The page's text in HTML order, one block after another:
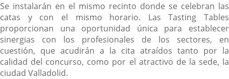
Se instalarán en el mismo recinto donde se celebran las
catas y con el mismo horario. Las Tasting Tables
proporcionan una oportunidad única para establecer
sinergias con los profesionales de los sectores, en
cuestión, que acudirán a la cita atraídos tanto por la
calidad del concurso, como por el atractivo de la sede, la
ciudad Valladolid.